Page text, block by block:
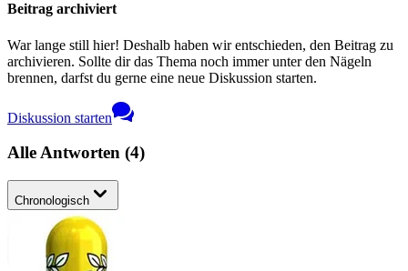
Beitrag archiviert
War lange still hier! Deshalb haben wir entschieden, den Beitrag zu
archivieren. Sollte dir das Thema noch immer unter den Nägeln
brennen, darfst du gerne eine neue Diskussion starten.
Diskussion starten
Alle Antworten (4)
Chronologisch